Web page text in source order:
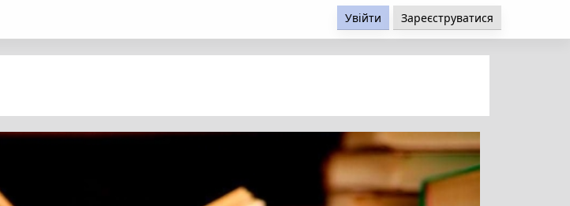
Увійти Зареєструватися